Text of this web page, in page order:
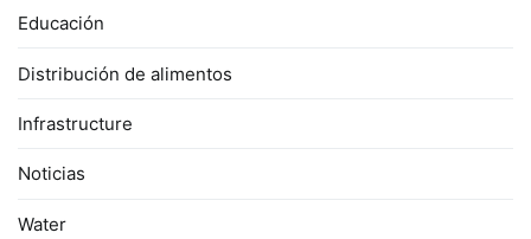
Educación
Distribución de alimentos
Infrastructure
Noticias
Water